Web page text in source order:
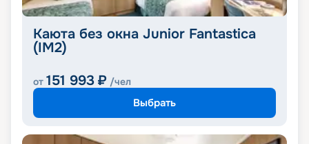
Каюта без окна Junior Fantastica
(IM2)
от 151 993 ₽ /чел
Выбрать